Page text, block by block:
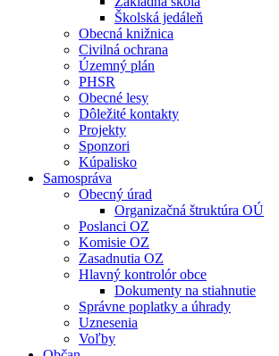
Školská jedáleň
Obecná knižnica
Civilná ochrana
Územný plán
PHSR
Obecné lesy
Dôležité kontakty
Projekty
Sponzori
Kúpalisko
Samospráva
Obecný úrad
Organizačná štruktúra OÚ
Poslanci OZ
Komisie OZ
Zasadnutia OZ
Hlavný kontrolór obce
Dokumenty na stiahnutie
Správne poplatky a úhrady
Uznesenia
Voľby